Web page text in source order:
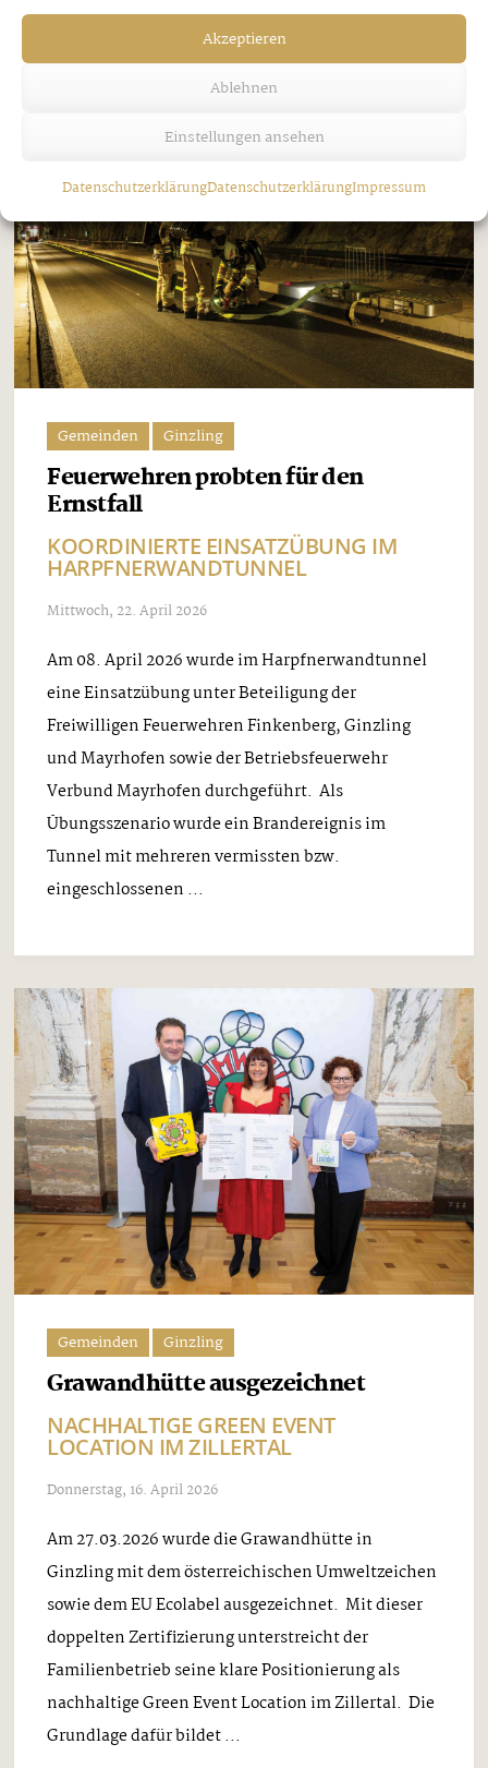
Akzeptieren
Ablehnen
Einstellungen ansehen
DatenschutzerklärungDatenschutzerklärungImpressum
Gemeinden Ginzling
Feuerwehren probten für den
Ernstfall
KOORDINIERTE EINSATZÜBUNG IM
HARPFNERWANDTUNNEL
Mittwoch, 22. April 2026
Am 08. April 2026 wurde im Harpfnerwandtunnel
eine Einsatzübung unter Beteiligung der
Freiwilligen Feuerwehren Finkenberg, Ginzling
und Mayrhofen sowie der Betriebsfeuerwehr
Verbund Mayrhofen durchgeführt. Als
Übungsszenario wurde ein Brandereignis im
Tunnel mit mehreren vermissten bzw.
eingeschlossenen ...
Gemeinden Ginzling
Grawandhütte ausgezeichnet
NACHHALTIGE GREEN EVENT
LOCATION IM ZILLERTAL
Donnerstag, 16. April 2026
Am 27.03.2026 wurde die Grawandhütte in
Ginzling mit dem österreichischen Umweltzeichen
sowie dem EU Ecolabel ausgezeichnet. Mit dieser
doppelten Zertifizierung unterstreicht der
Familienbetrieb seine klare Positionierung als
nachhaltige Green Event Location im Zillertal. Die
Grundlage dafür bildet ...